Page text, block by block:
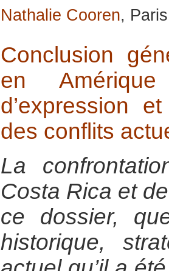
Nathalie Cooren,
Conclusion
en
d’expression
des conflits
La
Costa Rica et
ce dossier,
historique,